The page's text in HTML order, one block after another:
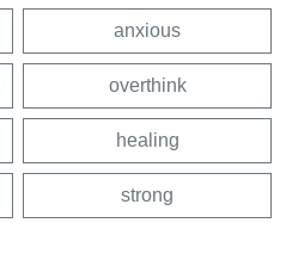
anxious
overthink
healing
strong